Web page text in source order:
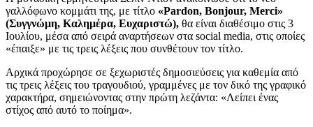
γαλλόφωνο κομμάτι της, με τίτλο «Pardon, Bonjour, Merci»
(Συγγνώμη, Καλημέρα, Ευχαριστώ), θα είναι διαθέσιμο στις 3
Ιουλίου, μέσα από σειρά αναρτήσεων στα social media, στις οποίες
«έπαιξε» με τις τρεις λέξεις που συνθέτουν τον τίτλο.
Αρχικά προχώρησε σε ξεχωριστές δημοσιεύσεις για καθεμία από
τις τρεις λέξεις του τραγουδιού, γραμμένες με τον δικό της γραφικό
χαρακτήρα, σημειώνοντας στην πρώτη λεζάντα: «Λείπει ένας
στίχος από αυτό το ποίημα».